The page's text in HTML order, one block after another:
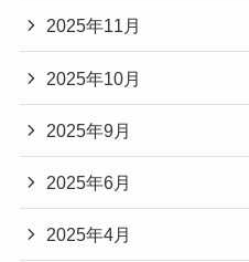
2025年11月
2025年10月
2025年9月
2025年6月
2025年4月